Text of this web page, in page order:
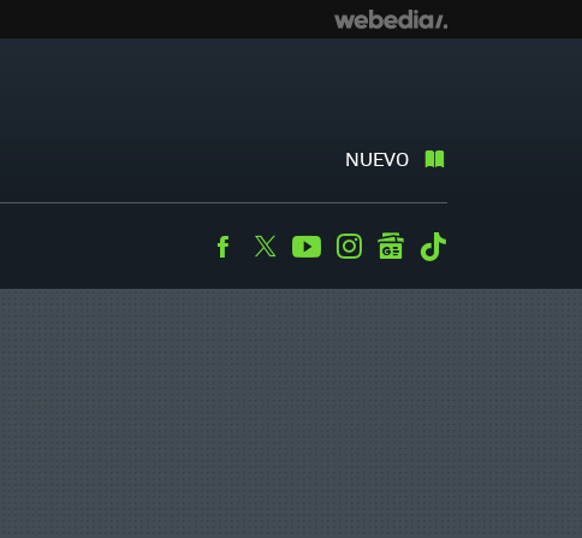
NUEVO
Facebook
TwitterYoutubeInstagramgooglenews